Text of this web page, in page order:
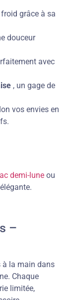
grâce à sa
douceur
avec
, un gage de
vos envies en
demi-lune ou
–
à la main dans
Chaque
limitée,